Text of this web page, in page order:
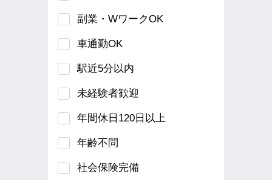
副業・WワークOK
車通勤OK
駅近5分以内
未経験者歓迎
年間休日120日以上
年齢不問
社会保険完備